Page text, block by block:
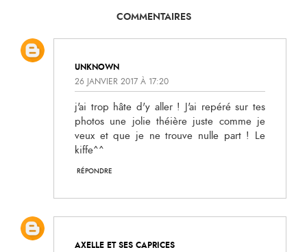
COMMENTAIRES
UNKNOWN
26 JANVIER 2017 À 17:20
j'ai trop hâte d'y aller ! J'ai repéré sur tes
photos une jolie théière juste comme je
veux et que je ne trouve nulle part ! Le
kiffe^^
RÉPONDRE
AXELLE ET SES CAPRICES